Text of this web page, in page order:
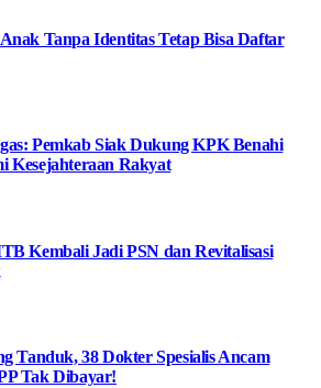
Tanpa Identitas Tetap Bisa Daftar
Pemkab Siak Dukung KPK Benahi
Kesejahteraan Rakyat
Kembali Jadi PSN dan Revitalisasi
Tanduk, 38 Dokter Spesialis Ancam
Tak Dibayar!